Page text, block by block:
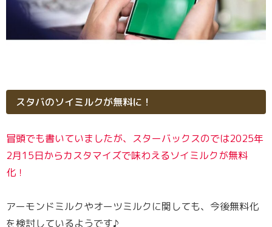
スタバのソイミルクが無料に！
冒頭でも書いていましたが、スターバックスのでは2025年
2月15日からカスタマイズで味わえるソイミルクが無料
化！
アーモンドミルクやオーツミルクに関しても、今後無料化
を検討しているようです♪